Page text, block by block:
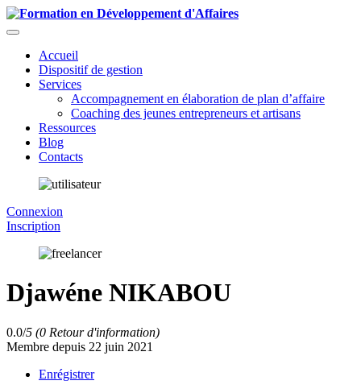
Accueil
Dispositif de gestion
Services
Accompagnement en élaboration de plan d’affaire
Coaching des jeunes entrepreneurs et artisans
Ressources
Blog
Contacts
Connexion
Inscription
Djawéne NIKABOU
0.0/5 (0 Retour d'information)
Membre depuis 22 juin 2021
Enrégistrer